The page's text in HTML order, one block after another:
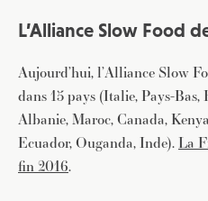
L’Alliance Slow Food
Aujourd’hui, l’Alliance Slow
dans 15 pays (Italie, Pays-
Albanie, Maroc, Canada,
Ecuador, Ouganda, Inde).La
fin 2016.